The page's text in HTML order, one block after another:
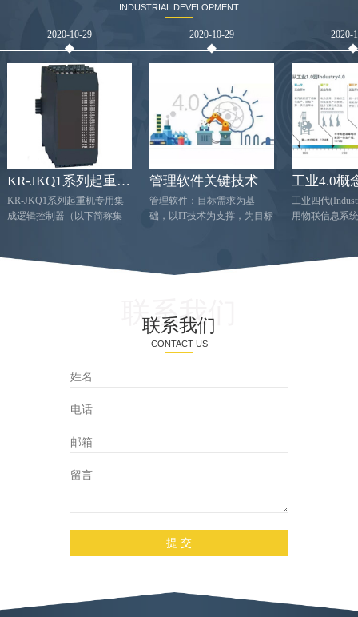
INDUSTRIAL DEVELOPMENT
2020-10-29
KR-JKQ1系列起重机专用集成逻辑控制
KR-JKQ1系列起重机专用集
成逻辑控制器（以下简称集
制器，用来代替PLC及继电器
2020-10-29
管理软件关键技术
管理软件：目标需求为基
础，以IT技术为支撑，为目标
2020-
工业4.0概
工业四代
用物联信息系
息数据化、智
联系我们
联系我们
CONTACT US